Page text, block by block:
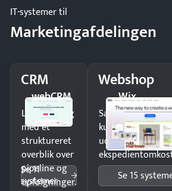
IT-systemer til
Marketingafdelingen
CRM
webCRM
Luk flere salg
med et
struktureret
overblik over
pipeline og
opfølgninger.
Se 11
systemer
Webshop
Wix
Sælg produkter
kunder i hele
uden
Se 15